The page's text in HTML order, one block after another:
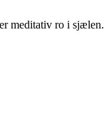
meditativ ro i sjælen.